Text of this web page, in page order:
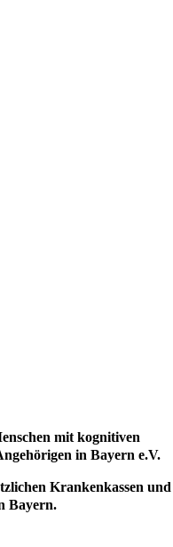
mit kognitiven
in Bayern e.V.
Krankenkassen und
Bayern.